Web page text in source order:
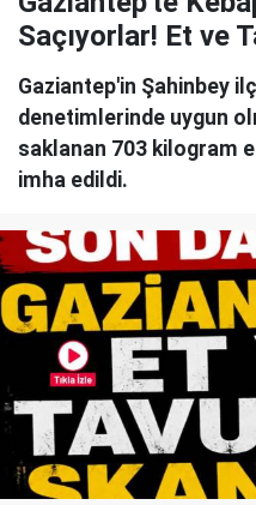
Saçıyorlar! Et ve
Gaziantep'in Şahinbey
denetimlerinde uygun
saklanan 703 kilogram
imha edildi.